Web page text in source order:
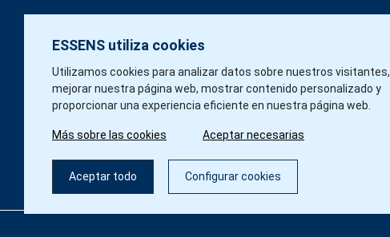
ESSENS utiliza cookies
Utilizamos cookies para analizar datos sobre nuestros visitantes,
mejorar nuestra página web, mostrar contenido personalizado y
proporcionar una experiencia eficiente en nuestra página web.
Más sobre las cookies Aceptar necesarias
Aceptar todo Configurar cookies